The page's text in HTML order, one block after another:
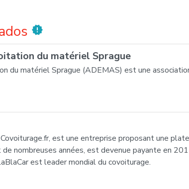
new_releases
du matériel Sprague
du matériel Sprague (ADEMAS) est une
est une entreprise proposant une
nombreuses années, est devenue payante en
est leader mondial du covoiturage.